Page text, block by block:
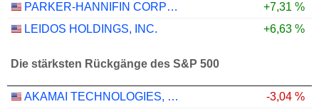
PARKER-HANNIFIN CORPORATION
+7,31 %
LEIDOS HOLDINGS, INC.
+6,63 %
Die stärksten Rückgänge des S&P 500
AKAMAI TECHNOLOGIES, INC. -3,04 %